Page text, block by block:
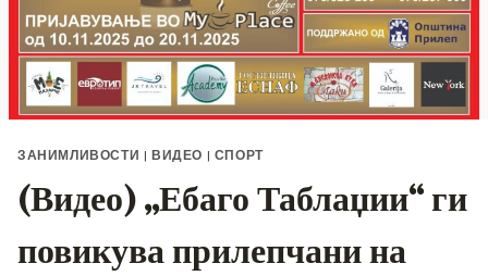
ЗАНИМЛИВОСТИ | ВИДЕО | СПОРТ
(Видео) „Ебаго Таблаџии“ ги
повикува прилепчани на